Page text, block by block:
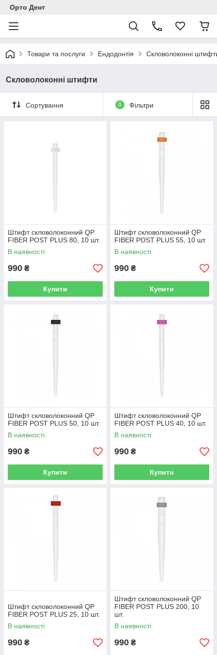
Орто Дент
Товари та послуги Ендодонтія Скловолоконні
Скловолоконні штифти
Сортування 0 Фільтри
Штифт скловолоконний QP
FIBER POST PLUS 80, 10 шт.
В наявності
990 ₴
Купити
Штифт скловолоконний QP
FIBER POST PLUS 55, 10 шт.
В наявності
990 ₴
Купити
Штифт скловолоконний QP
FIBER POST PLUS 50, 10 шт.
В наявності
990 ₴
Купити
Штифт скловолоконний QP
FIBER POST PLUS 40, 10 шт.
В наявності
990 ₴
Купити
Штифт скловолоконний QP
FIBER POST PLUS 25, 10 шт.
В наявності
990 ₴
Штифт скловолоконний QP
FIBER POST PLUS 200, 10
шт.
В наявності
990 ₴